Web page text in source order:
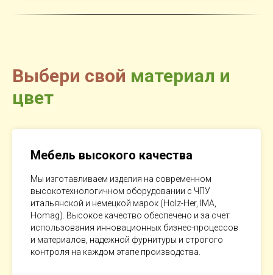
Выбери свой материал и
цвет
Мебель высокого качества
Мы изготавливаем изделия на современном
высокотехнологичном оборудовании с ЧПУ
итальянской и немецкой марок (Holz-Her, IMA,
Homag). Высокое качество обеспечено и за счет
использования инновационных бизнес-процессов
и материалов, надежной фурнитуры и строгого
контроля на каждом этапе производства.